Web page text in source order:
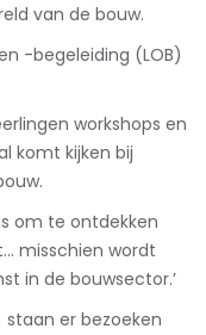
van de bouw.
-begeleiding (LOB)
workshops en
komt kijken bij
om te ontdekken
misschien wordt
in de bouwsector.’
er bezoeken